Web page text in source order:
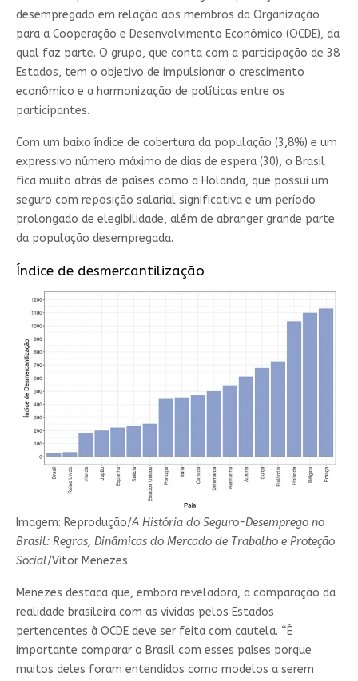
desempregado em relação aos membros da Organização
para a Cooperação e Desenvolvimento Econômico (OCDE), da
qual faz parte. O grupo, que conta com a participação de 38
Estados, tem o objetivo de impulsionar o crescimento
econômico e a harmonização de políticas entre os
participantes.
Com um baixo índice de cobertura da população (3,8%) e um
expressivo número máximo de dias de espera (30), o Brasil
fica muito atrás de países como a Holanda, que possui um
seguro com reposição salarial significativa e um período
prolongado de elegibilidade, além de abranger grande parte
da população desempregada.
Índice de desmercantilização
Imagem: Reprodução/A História do Seguro-Desemprego no
Brasil: Regras, Dinâmicas do Mercado de Trabalho e Proteção
Social/Vitor Menezes
Menezes destaca que, embora reveladora, a comparação da
realidade brasileira com as vividas pelos Estados
pertencentes à OCDE deve ser feita com cautela. “É
importante comparar o Brasil com esses países porque
muitos deles foram entendidos como modelos a serem